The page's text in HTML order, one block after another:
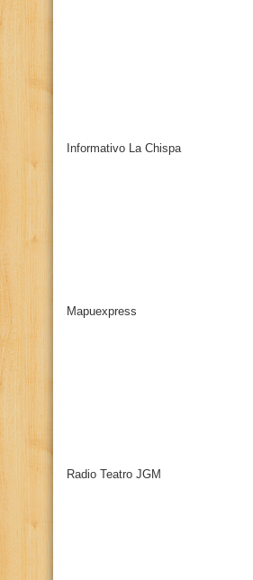
Informativo La Chispa
Mapuexpress
Radio Teatro JGM